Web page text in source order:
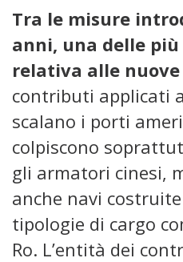
Tra le misure
anni, una delle più
relativa alle nuove
contributi applicati
scalano i porti
colpiscono
gli armatori cinesi,
anche navi
tipologie di cargo
Ro. L’entità dei